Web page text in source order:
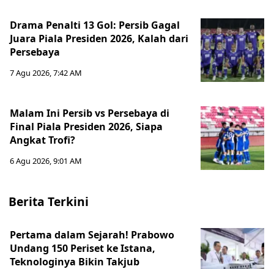
Drama Penalti 13 Gol: Persib Gagal
Juara Piala Presiden 2026, Kalah dari
Persebaya
7 Agu 2026, 7:42 AM
Malam Ini Persib vs Persebaya di
Final Piala Presiden 2026, Siapa
Angkat Trofi?
6 Agu 2026, 9:01 AM
Berita Terkini
Pertama dalam Sejarah! Prabowo
Undang 150 Periset ke Istana,
Teknologinya Bikin Takjub